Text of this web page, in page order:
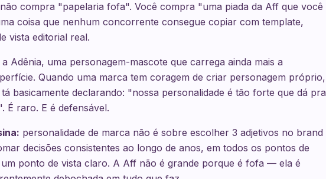
compra "papelaria fofa". Você compra "uma piada da Aff que você
coisa que nenhum concorrente consegue copiar com template,
vista editorial real.
Adênia, uma personagem-mascote que carrega ainda mais a
Quando uma marca tem coragem de criar personagem próprio,
basicamente declarando: "nossa personalidade é tão forte que dá pra
É raro. E é defensável.
personalidade de marca não é sobre escolher 3 adjetivos no brand
decisões consistentes ao longo de anos, em todos os pontos de
ponto de vista claro. A Aff não é grande porque é fofa — ela é